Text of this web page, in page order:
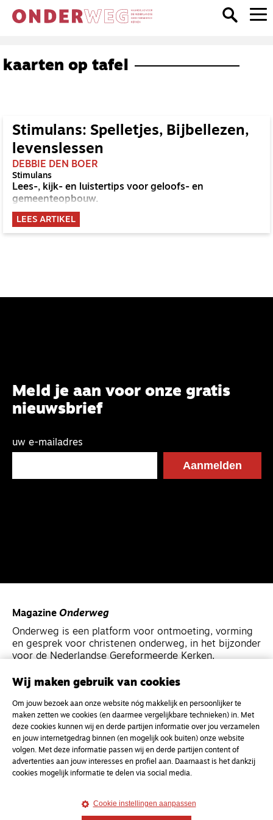
kaarten op tafel
Stimulans: Spelletjes, Bijbellezen,
levenslessen
DEBBIE DEN BOER
Stimulans
Lees-, kijk- en luistertips voor geloofs- en
gemeenteopbouw.
LEES ARTIKEL
Meld je aan voor onze gratis
nieuwsbrief
uw e-mailadres
Magazine Onderweg
Onderweg is een platform voor ontmoeting, vorming
en gesprek voor christenen onderweg, in het bijzonder
voor de Nederlandse Gereformeerde Kerken.
MagazineOnderweg
Kvk-nummer 33277063
NL46 INGB 0117 5827 86
info@onderwegonline.nl
Wij maken gebruik van cookies
Om jouw bezoek aan onze website nóg makkelijk en persoonlijker te
maken zetten we cookies (en daarmee vergelijkbare technieken) in. Met
deze cookies kunnen wij en derde partijen informatie over jou verzamelen
en jouw internetgedrag binnen (en mogelijk ook buiten) onze website
volgen. Met deze informatie passen wij en derde partijen content of
advertenties aan jouw interesses en profiel aan. Daarnaast is het dankzij
cookies mogelijk informatie te delen via social media.
Cookie instellingen aanpassen